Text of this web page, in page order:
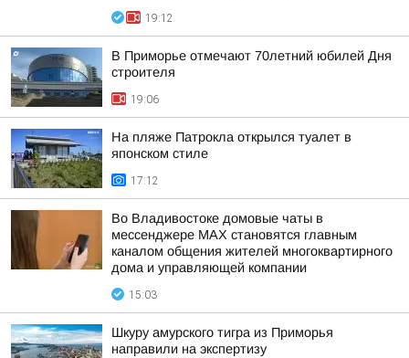
19:12
В Приморье отмечают 70летний юбилей Дня
строителя
19:06
На пляже Патрокла открылся туалет в
японском стиле
17:12
Во Владивостоке домовые чаты в
мессенджере МАХ становятся главным
каналом общения жителей многоквартирного
дома и управляющей компании
15:03
Шкуру амурского тигра из Приморья
направили на экспертизу